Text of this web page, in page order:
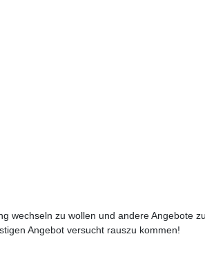
wechseln zu wollen und andere Angebote
Angebot versucht rauszu kommen!